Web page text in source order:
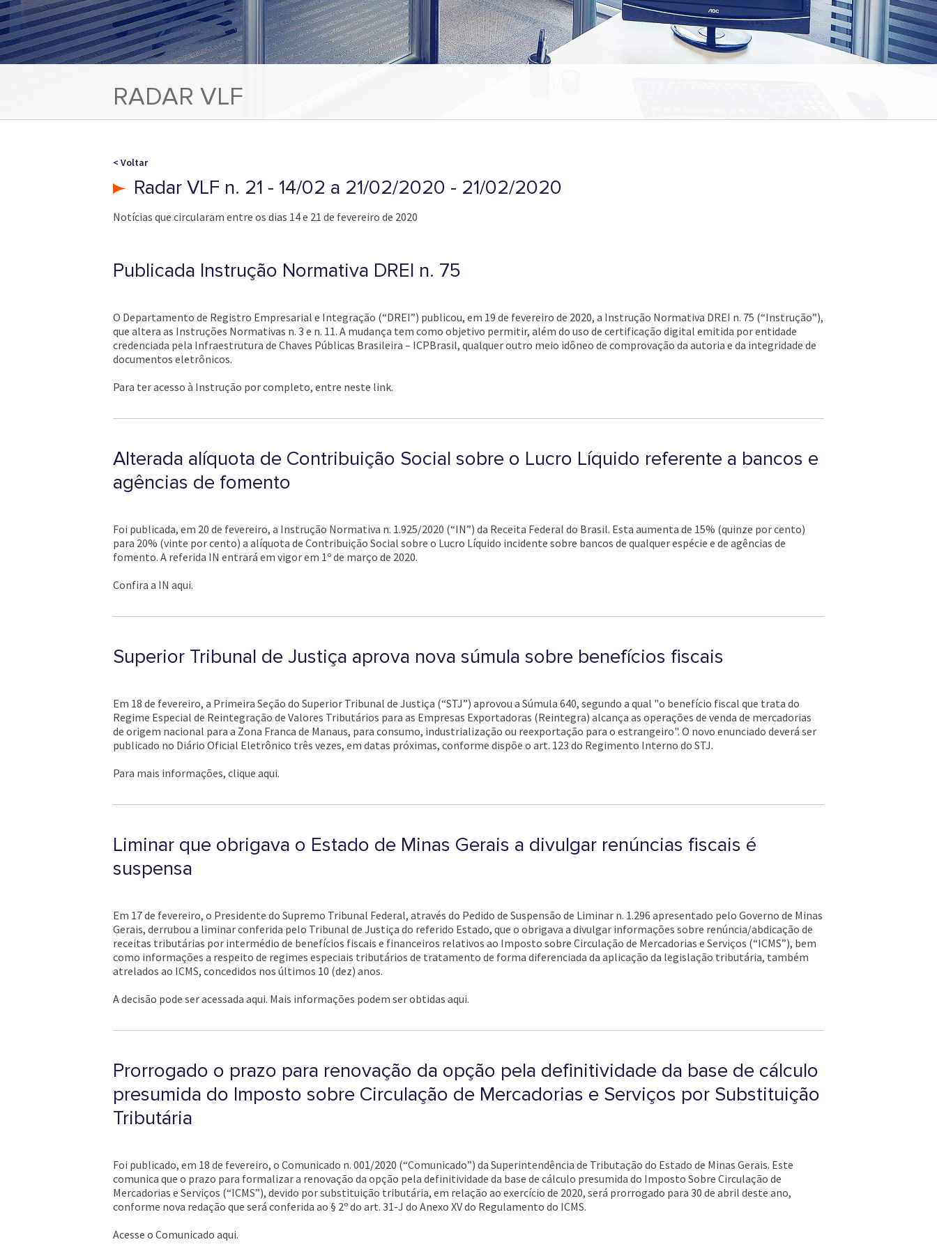
RADAR VLF
< Voltar
Radar VLF n. 21 - 14/02 a 21/02/2020 - 21/02/2020
Notícias que circularam entre os dias 14 e 21 de fevereiro de 2020
Publicada Instrução Normativa DREI n. 75
O Departamento de Registro Empresarial e Integração (“DREI”) publicou, em 19 de fevereiro de 2020, a Instrução Normativa DREI n. 75 (“Instrução”),
que altera as Instruções Normativas n. 3 e n. 11. A mudança tem como objetivo permitir, além do uso de certificação digital emitida por entidade
credenciada pela Infraestrutura de Chaves Públicas Brasileira – ICPBrasil, qualquer outro meio idôneo de comprovação da autoria e da integridade de
documentos eletrônicos.
Para ter acesso à Instrução por completo, entre neste link.
Alterada alíquota de Contribuição Social sobre o Lucro Líquido referente a bancos e
agências de fomento
Foi publicada, em 20 de fevereiro, a Instrução Normativa n. 1.925/2020 (“IN”) da Receita Federal do Brasil. Esta aumenta de 15% (quinze por cento)
para 20% (vinte por cento) a alíquota de Contribuição Social sobre o Lucro Líquido incidente sobre bancos de qualquer espécie e de agências de
fomento. A referida IN entrará em vigor em 1º de março de 2020.
Confira a IN aqui.
Superior Tribunal de Justiça aprova nova súmula sobre benefícios fiscais
Em 18 de fevereiro, a Primeira Seção do Superior Tribunal de Justiça (“STJ”) aprovou a Súmula 640, segundo a qual "o benefício fiscal que trata do
Regime Especial de Reintegração de Valores Tributários para as Empresas Exportadoras (Reintegra) alcança as operações de venda de mercadorias
de origem nacional para a Zona Franca de Manaus, para consumo, industrialização ou reexportação para o estrangeiro". O novo enunciado deverá ser
publicado no Diário Oficial Eletrônico três vezes, em datas próximas, conforme dispõe o art. 123 do Regimento Interno do STJ.
Para mais informações, clique aqui.
Liminar que obrigava o Estado de Minas Gerais a divulgar renúncias fiscais é
suspensa
Em 17 de fevereiro, o Presidente do Supremo Tribunal Federal, através do Pedido de Suspensão de Liminar n. 1.296 apresentado pelo Governo de Minas
Gerais, derrubou a liminar conferida pelo Tribunal de Justiça do referido Estado, que o obrigava a divulgar informações sobre renúncia/abdicação de
receitas tributárias por intermédio de benefícios fiscais e financeiros relativos ao Imposto sobre Circulação de Mercadorias e Serviços (“ICMS”), bem
como informações a respeito de regimes especiais tributários de tratamento de forma diferenciada da aplicação da legislação tributária, também
atrelados ao ICMS, concedidos nos últimos 10 (dez) anos.
A decisão pode ser acessada aqui. Mais informações podem ser obtidas aqui.
Prorrogado o prazo para renovação da opção pela definitividade da base de cálculo
presumida do Imposto sobre Circulação de Mercadorias e Serviços por Substituição
Tributária
Foi publicado, em 18 de fevereiro, o Comunicado n. 001/2020 (“Comunicado”) da Superintendência de Tributação do Estado de Minas Gerais. Este
comunica que o prazo para formalizar a renovação da opção pela definitividade da base de cálculo presumida do Imposto Sobre Circulação de
Mercadorias e Serviços (“ICMS”), devido por substituição tributária, em relação ao exercício de 2020, será prorrogado para 30 de abril deste ano,
conforme nova redação que será conferida ao § 2º do art. 31-J do Anexo XV do Regulamento do ICMS.
Acesse o Comunicado aqui.